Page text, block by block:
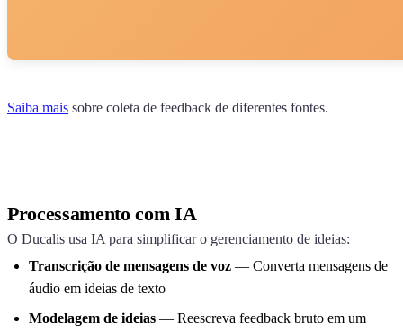
Saiba mais sobre coleta de feedback de diferentes fontes.
Processamento com IA
O Ducalis usa IA para simplificar o gerenciamento de ideias:
Transcrição de mensagens de voz — Converta mensagens de
áudio em ideias de texto
Modelagem de ideias — Reescreva feedback bruto em um